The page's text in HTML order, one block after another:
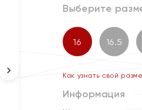
Выберите
16 16.5
Как узнать свой
Информация